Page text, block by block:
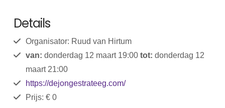
Details
Organisator: Ruud van Hirtum
van: donderdag 12 maart 19:00 tot: donderdag 12
maart 21:00
https://dejongestrateeg.com/
Prijs: € 0